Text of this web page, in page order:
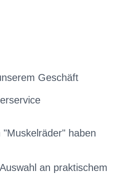
Geschäft
haben
an praktischem